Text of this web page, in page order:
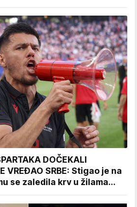
DOČEKALI
VREĐAO SRBE: Stigao je na
se zaledila krv u žilama...